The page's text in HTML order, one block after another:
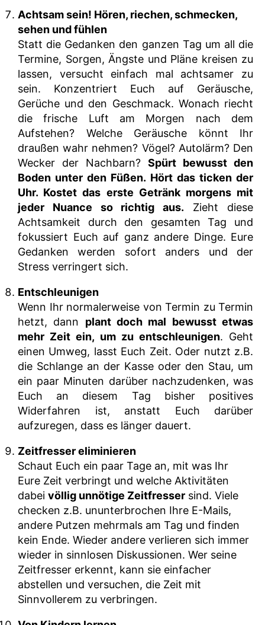
Achtsam sein! Hören, riechen, schmecken,
sehen und fühlen
Statt die Gedanken den ganzen Tag um all die
Termine, Sorgen, Ängste und Pläne kreisen zu
lassen, versucht einfach mal achtsamer zu
sein. Konzentriert Euch auf Geräusche,
Gerüche und den Geschmack. Wonach riecht
die frische Luft am Morgen nach dem
Aufstehen? Welche Geräusche könnt Ihr
draußen wahr nehmen? Vögel? Autolärm? Den
Wecker der Nachbarn? Spürt bewusst den
Boden unter den Füßen. Hört das ticken der
Uhr. Kostet das erste Getränk morgens mit
jeder Nuance so richtig aus. Zieht diese
Achtsamkeit durch den gesamten Tag und
fokussiert Euch auf ganz andere Dinge. Eure
Gedanken werden sofort anders und der
Stress verringert sich.
Entschleunigen
Wenn Ihr normalerweise von Termin zu Termin
hetzt, dann plant doch mal bewusst etwas
mehr Zeit ein, um zu entschleunigen. Geht
einen Umweg, lasst Euch Zeit. Oder nutzt z.B.
die Schlange an der Kasse oder den Stau, um
ein paar Minuten darüber nachzudenken, was
Euch an diesem Tag bisher positives
Widerfahren ist, anstatt Euch darüber
aufzuregen, dass es länger dauert.
Zeitfresser eliminieren
Schaut Euch ein paar Tage an, mit was Ihr
Eure Zeit verbringt und welche Aktivitäten
dabei völlig unnötige Zeitfresser sind. Viele
checken z.B. ununterbrochen Ihre E-Mails,
andere Putzen mehrmals am Tag und finden
kein Ende. Wieder andere verlieren sich immer
wieder in sinnlosen Diskussionen. Wer seine
Zeitfresser erkennt, kann sie einfacher
abstellen und versuchen, die Zeit mit
Sinnvollerem zu verbringen.